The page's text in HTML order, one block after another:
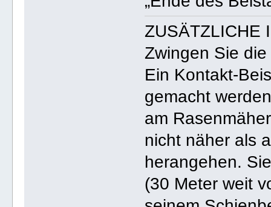
ZUSÄTZLICHE
Zwingen Sie
Ein Kontakt-
gemacht
am
nicht näher als
herangehen.
(30 Meter weit